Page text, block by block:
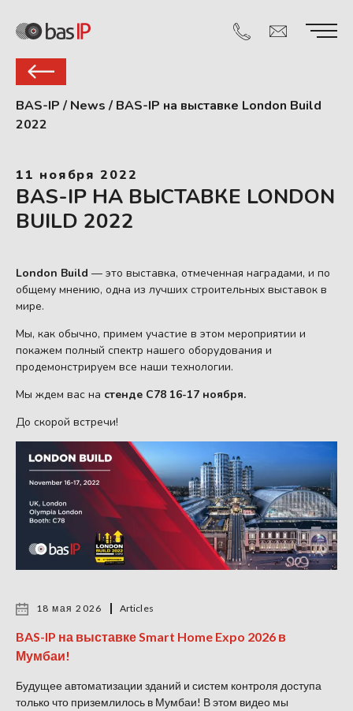
BAS-IP / News / BAS-IP на выставке London Build
2022
11 ноября 2022
BAS-IP НА ВЫСТАВКЕ LONDON
BUILD 2022
London Build — это выставка, отмеченная наградами, и по
общему мнению, одна из лучших строительных выставок в
мире.
Мы, как обычно, примем участие в этом мероприятии и
покажем полный спектр нашего оборудования и
продемонстрируем все наши технологии.
Мы ждем вас на стенде C78 16-17 ноября.
До скорой встречи!
18 мая 2026 Articles
BAS-IP на выставке Smart Home Expo 2026 в
Мумбаи!
Будущее автоматизации зданий и систем контроля доступа
только что приземлилось в Мумбаи! В этом видео мы